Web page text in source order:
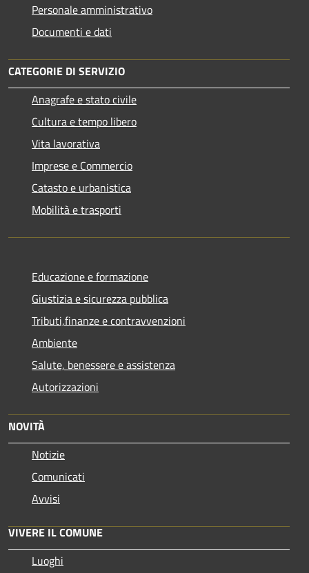
Personale amministrativo
Documenti e dati
CATEGORIE DI SERVIZIO
Anagrafe e stato civile
Cultura e tempo libero
Vita lavorativa
Imprese e Commercio
Catasto e urbanistica
Mobilità e trasporti
Educazione e formazione
Giustizia e sicurezza pubblica
Tributi,finanze e contravvenzioni
Ambiente
Salute, benessere e assistenza
Autorizzazioni
NOVITÀ
Notizie
Comunicati
Avvisi
VIVERE IL COMUNE
Luoghi